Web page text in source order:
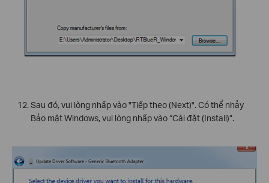
Sau đó, vui lòng nhấp vào "Tiếp theo (Next)". Có thể nhảy
Bảo mật Windows, vui lòng nhấp vào “Cài đặt (Install)”.